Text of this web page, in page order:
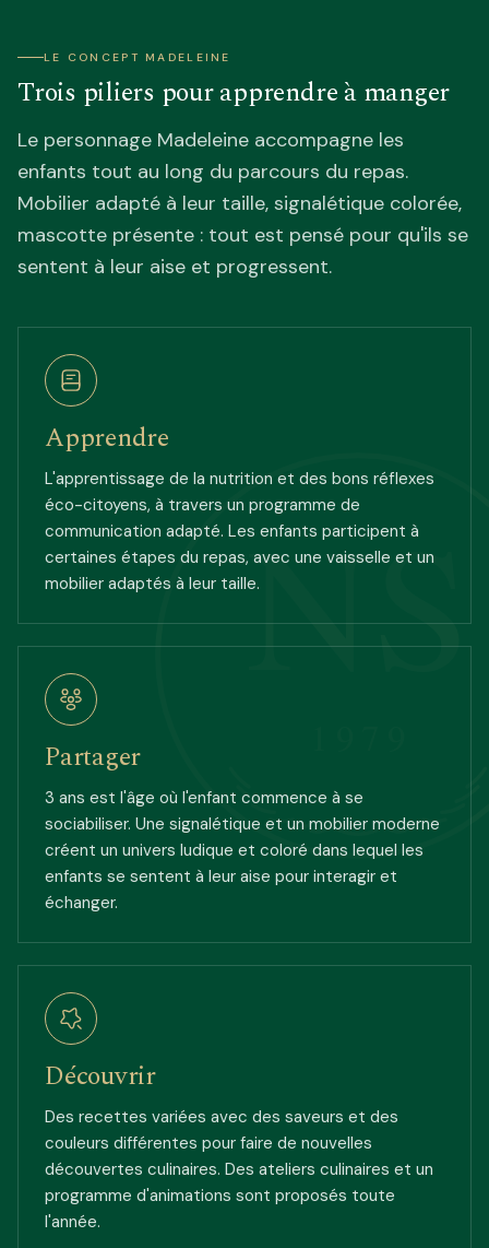
NS
LE CONCEPT MADELEINE
Trois piliers pour apprendre à manger
Le personnage Madeleine accompagne les
enfants tout au long du parcours du repas.
Mobilier adapté à leur taille, signalétique colorée,
mascotte présente : tout est pensé pour qu'ils se
sentent à leur aise et progressent.
Apprendre
L'apprentissage de la nutrition et des bons réflexes
éco-citoyens, à travers un programme de
communication adapté. Les enfants participent à
certaines étapes du repas, avec une vaisselle et un
mobilier adaptés à leur taille.
Partager
3 ans est l'âge où l'enfant commence à se
sociabiliser. Une signalétique et un mobilier moderne
créent un univers ludique et coloré dans lequel les
enfants se sentent à leur aise pour interagir et
échanger.
Découvrir
Des recettes variées avec des saveurs et des
couleurs différentes pour faire de nouvelles
découvertes culinaires. Des ateliers culinaires et un
programme d'animations sont proposés toute
l'année.